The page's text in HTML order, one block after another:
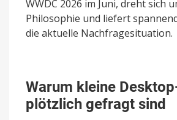
WWDC 2026 im Juni, dreht sich
Philosophie und liefert
die aktuelle Nachfragesituation.
Warum kleine
plötzlich gefragt sind